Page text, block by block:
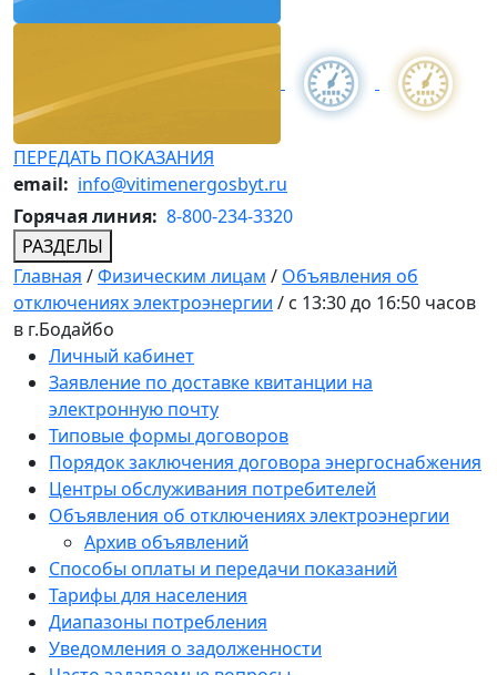
ПЕРЕДАТЬ ПОКАЗАНИЯ
email: info@vitimenergosbyt.ru
Горячая линия: 8-800-234-3320
РАЗДЕЛЫ
Главная /Физическим лицам / Объявления об
отключениях электроэнергии / с 13:30 до 16:50 часов
в г.Бодайбо
Личный кабинет
Заявление по доставке квитанции на
электронную почту
Типовые формы договоров
Порядок заключения договора энергоснабжения
Центры обслуживания потребителей
Объявления об отключениях электроэнергии
Архив объявлений
Способы оплаты и передачи показаний
Тарифы для населения
Диапазоны потребления
Уведомления о задолженности